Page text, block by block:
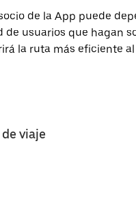
de la App puede
usuarios que hagan
la ruta más eficiente
viaje